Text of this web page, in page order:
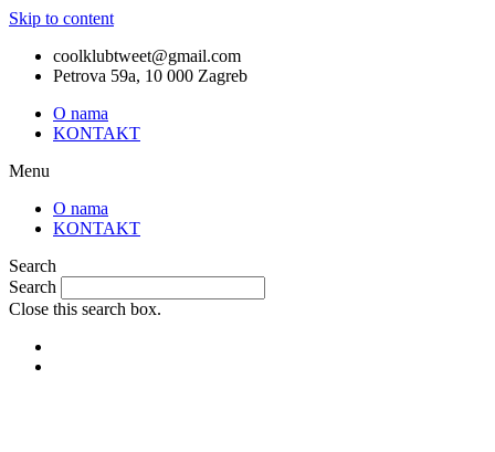
Skip to content
coolklubtweet@gmail.com
Petrova 59a, 10 000 Zagreb
O nama
KONTAKT
Menu
O nama
KONTAKT
Search
Search
Close this search box.